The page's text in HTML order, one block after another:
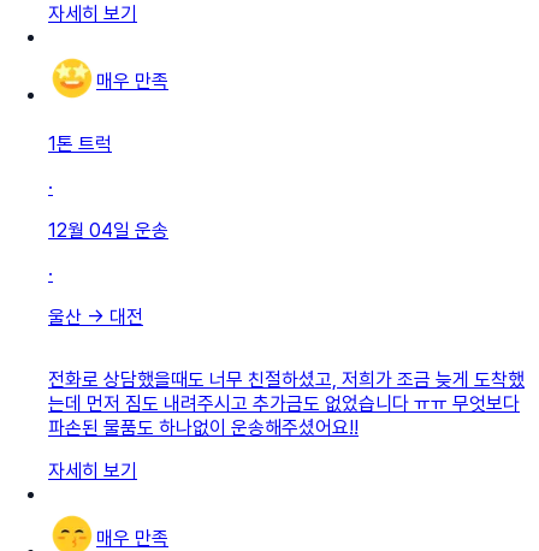
자세히 보기
매우 만족
1톤 트럭
·
12월 04일 운송
·
울산 → 대전
전화로 상담했을때도 너무 친절하셨고, 저희가 조금 늦게 도착했
는데 먼저 짐도 내려주시고 추가금도 없었습니다 ㅠㅠ 무엇보다
파손된 물품도 하나없이 운송해주셨어요!!
자세히 보기
매우 만족